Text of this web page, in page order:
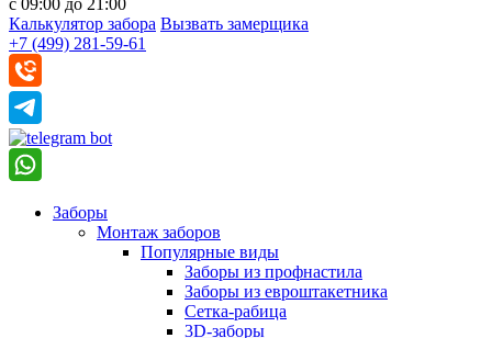
с 09:00 до 21:00
Калькулятор забора Вызвать замерщика
+7 (499) 281-59-61
Заборы
Монтаж заборов
Популярные виды
Заборы из профнастила
Заборы из евроштакетника
Сетка-рабица
3D-заборы